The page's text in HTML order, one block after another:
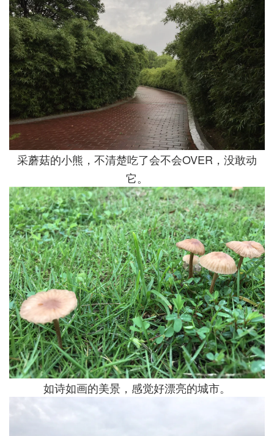
采蘑菇的小熊，不清楚吃了会不会OVER，没敢动
它。
如诗如画的美景，感觉好漂亮的城市。